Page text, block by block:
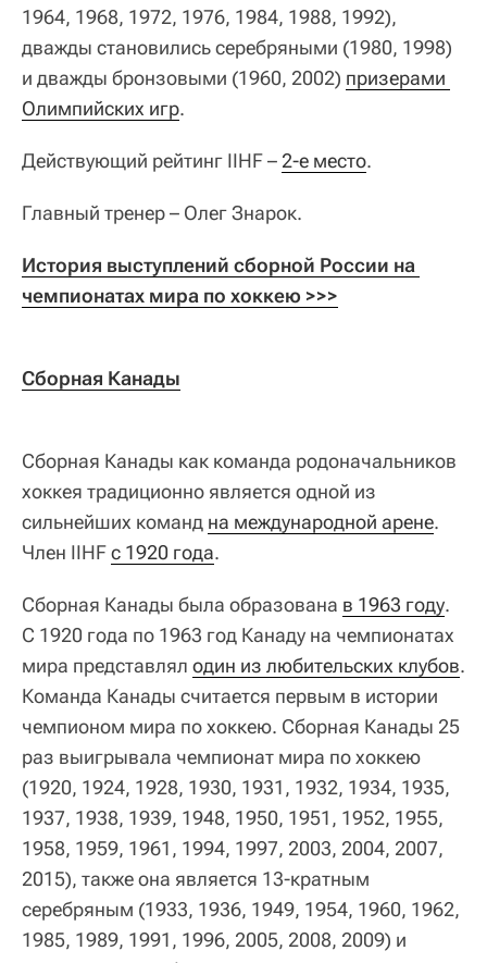
1964, 1968, 1972, 1976, 1984, 1988, 1992),
дважды становились серебряными (1980, 1998)
и дважды бронзовыми (1960, 2002) призерами
Олимпийских игр.
Действующий рейтинг IIHF – 2-е место.
Главный тренер – Олег Знарок.
История выступлений сборной России на
чемпионатах мира по хоккею >>>
Сборная Канады
Сборная Канады как команда родоначальников
хоккея традиционно является одной из
сильнейших команд на международной арене.
Член IIHFс 1920 года.
Сборная Канады была образована в 1963 году.
С 1920 года по 1963 год Канаду на чемпионатах
мира представлял один из любительских клубов.
Команда Канады считается первым в истории
чемпионом мира по хоккею. Сборная Канады 25
раз выигрывала чемпионат мира по хоккею
(1920, 1924, 1928, 1930, 1931, 1932, 1934, 1935,
1937, 1938, 1939, 1948, 1950, 1951, 1952, 1955,
1958, 1959, 1961, 1994, 1997, 2003, 2004, 2007,
2015), также она является 13-кратным
серебряным (1933, 1936, 1949, 1954, 1960, 1962,
1985, 1989, 1991, 1996, 2005, 2008, 2009) и